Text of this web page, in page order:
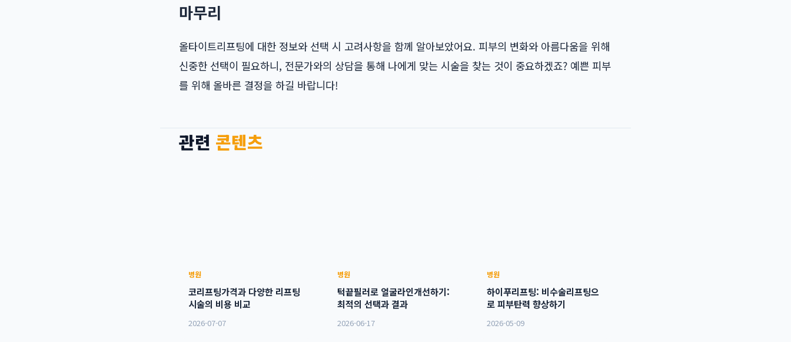
마무리
올타이트리프팅에 대한 정보와 선택 시 고려사항을 함께 알아보았어요. 피부의 변화와 아름다움을 위해
신중한 선택이 필요하니, 전문가와의 상담을 통해 나에게 맞는 시술을 찾는 것이 중요하겠죠? 예쁜 피부
를 위해 올바른 결정을 하길 바랍니다!
관련 콘텐츠
병원
코리프팅가격과 다양한 리프팅
시술의 비용 비교
2026-07-07
병원
턱끝필러로 얼굴라인개선하기:
최적의 선택과 결과
2026-06-17
병원
하이푸리프팅: 비수술리프팅으
로 피부탄력 향상하기
2026-05-09